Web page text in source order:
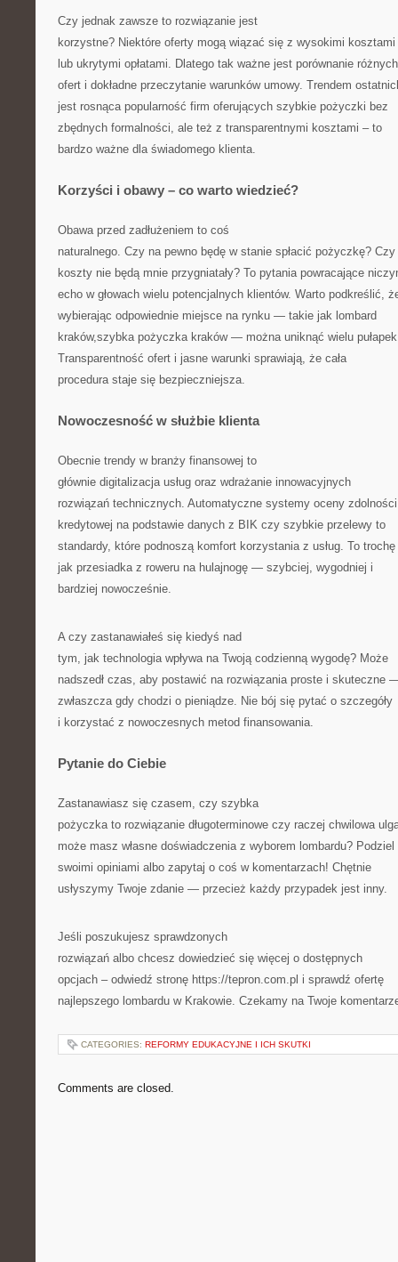
Czy jednak zawsze to rozwiązanie jest
korzystne? Niektóre oferty mogą wiązać się z wysokimi kosztami
lub ukrytymi opłatami. Dlatego tak ważne jest porównanie różnych
ofert i dokładne przeczytanie warunków umowy. Trendem
jest rosnąca popularność firm oferujących szybkie pożyczki bez
zbędnych formalności, ale też z transparentnymi kosztami – to
bardzo ważne dla świadomego klienta.
Korzyści i obawy – co warto wiedzieć?
Obawa przed zadłużeniem to coś
naturalnego. Czy na pewno będę w stanie spłacić pożyczkę? Czy
koszty nie będą mnie przygniatały? To pytania powracające
echo w głowach wielu potencjalnych klientów. Warto podkreślić,
wybierając odpowiednie miejsce na rynku — takie jak lombard
kraków,szybka pożyczka kraków — można uniknąć wielu
Transparentność ofert i jasne warunki sprawiają, że cała
procedura staje się bezpieczniejsza.
Nowoczesność w służbie klienta
Obecnie trendy w branży finansowej to
głównie digitalizacja usług oraz wdrażanie innowacyjnych
rozwiązań technicznych. Automatyczne systemy oceny zdolności
kredytowej na podstawie danych z BIK czy szybkie przelewy to
standardy, które podnoszą komfort korzystania z usług. To trochę
jak przesiadka z roweru na hulajnogę — szybciej, wygodniej i
bardziej nowocześnie.
A czy zastanawiałeś się kiedyś nad
tym, jak technologia wpływa na Twoją codzienną wygodę? Może
nadszedł czas, aby postawić na rozwiązania proste i skuteczne
zwłaszcza gdy chodzi o pieniądze. Nie bój się pytać o szczegóły
i korzystać z nowoczesnych metod finansowania.
Pytanie do Ciebie
Zastanawiasz się czasem, czy szybka
pożyczka to rozwiązanie długoterminowe czy raczej chwilowa
może masz własne doświadczenia z wyborem lombardu? Podziel
swoimi opiniami albo zapytaj o coś w komentarzach! Chętnie
usłyszymy Twoje zdanie — przecież każdy przypadek jest inny.
Jeśli poszukujesz sprawdzonych
rozwiązań albo chcesz dowiedzieć się więcej o dostępnych
opcjach – odwiedź stronę https://tepron.com.pl i sprawdź ofertę
najlepszego lombardu w Krakowie. Czekamy na Twoje
CATEGORIES: REFORMY EDUKACYJNE I ICH SKUTKI
Comments are closed.